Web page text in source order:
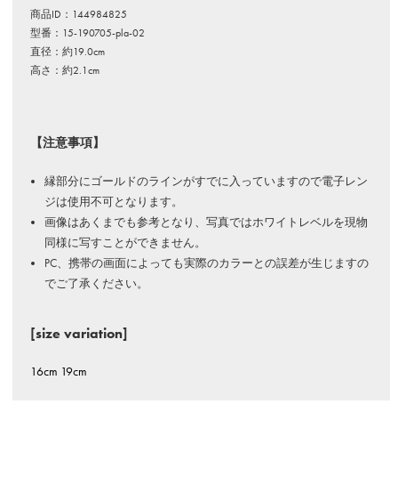
商品ID：144984825
型番：15-190705-pla-02
直径：約19.0cm
高さ：約2.1cm
【注意事項】
縁部分にゴールドのラインがすでに入っていますので電子レン
ジは使用不可となります。
画像はあくまでも参考となり、写真ではホワイトレベルを現物
同様に写すことができません。
PC、携帯の画面によっても実際のカラーとの誤差が生じますの
でご了承ください。
[size variation]
16cm 19cm